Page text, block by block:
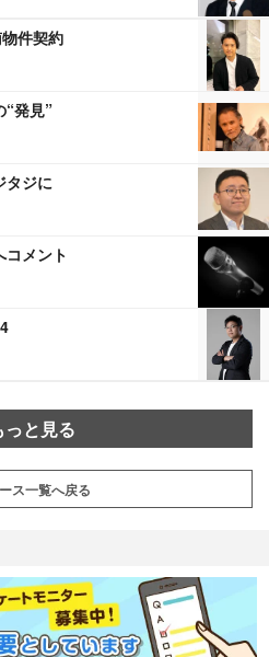
件契約
“発見”
タジに
コメント
っと見る
ス一覧へ戻る